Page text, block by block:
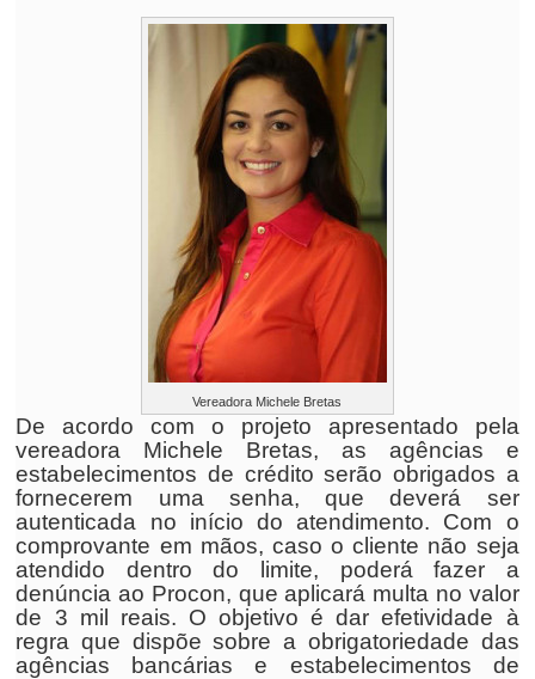
Vereadora Michele Bretas
De acordo com o projeto apresentado pela
vereadora Michele Bretas, as agências e
estabelecimentos de crédito serão obrigados a
fornecerem uma senha, que deverá ser
autenticada no início do atendimento. Com o
comprovante em mãos, caso o cliente não seja
atendido dentro do limite, poderá fazer a
denúncia ao Procon, que aplicará multa no valor
de 3 mil reais. O objetivo é dar efetividade à
regra que dispõe sobre a obrigatoriedade das
agências bancárias e estabelecimentos de